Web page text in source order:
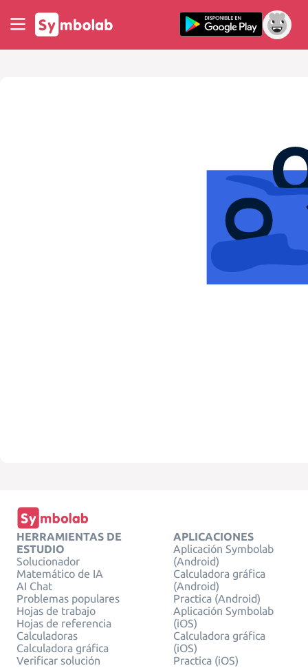
HERRAMIENTAS DE
ESTUDIO
Solucionador
Matemático de IA
AI Chat
Problemas populares
Hojas de trabajo
Hojas de referencia
Calculadoras
Calculadora gráfica
Verificar solución
APLICACIONES
Aplicación Symbolab
(Android)
Calculadora gráfica
(Android)
Practica (Android)
Aplicación Symbolab
(iOS)
Calculadora gráfica
(iOS)
Practica (iOS)